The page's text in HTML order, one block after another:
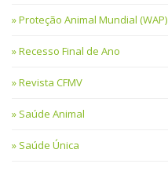
Proteção Animal Mundial (WAP)
Recesso Final de Ano
Revista CFMV
Saúde Animal
Saúde Única